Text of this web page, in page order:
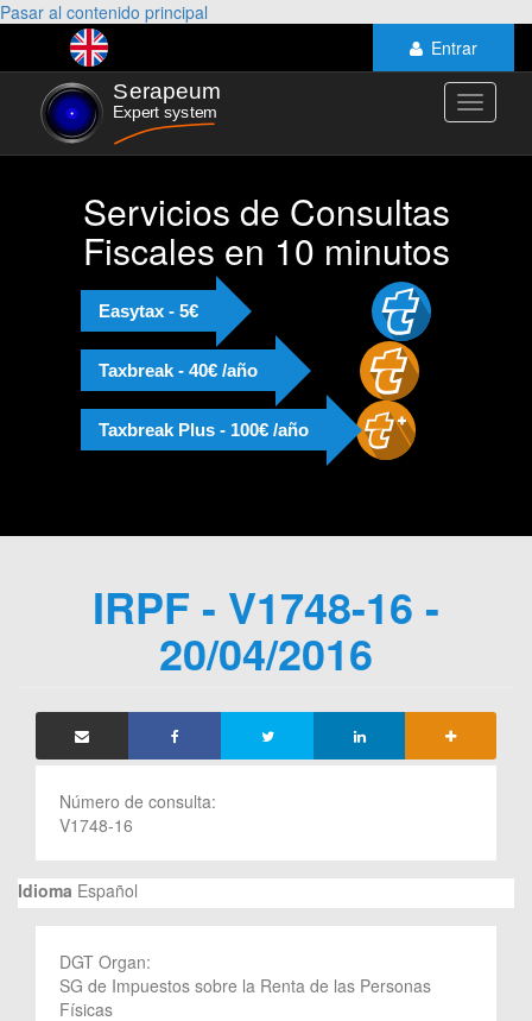
Pasar al contenido principal
Entrar
Toggle
Servicios de Consultas
Fiscales en 10 minutos
Easytax - 5€
Taxbreak - 40€ /año
Taxbreak Plus - 100€ /año
IRPF - V1748-16 -
20/04/2016
Número de consulta:
V1748-16
Idioma Español
DGT Organ:
SG de Impuestos sobre la Renta de las Personas
Físicas